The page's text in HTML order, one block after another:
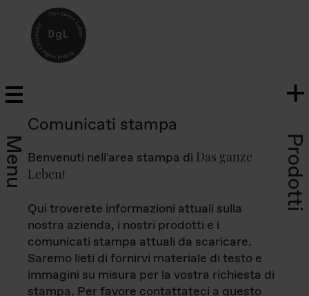
Menu Prodotti
Comunicati stampa
Benvenuti nell'area stampa di Das ganze
Leben!
Qui troverete informazioni attuali sulla
nostra azienda, i nostri prodotti e i
comunicati stampa attuali da scaricare.
Saremo lieti di fornirvi materiale di testo e
immagini su misura per la vostra richiesta di
stampa. Per favore contattateci a questo